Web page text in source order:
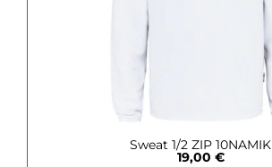
Sweat 1/2 ZIP 10NAMIK
19,00 €